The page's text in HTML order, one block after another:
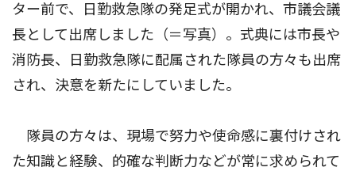
ター前で、日勤救急隊の発足式が開かれ、市議会議
長として出席しました（＝写真）。式典には市長や
消防長、日勤救急隊に配属された隊員の方々も出席
され、決意を新たにしていました。
隊員の方々は、現場で努力や使命感に裏付けされ
た知識と経験、的確な判断力などが常に求められて